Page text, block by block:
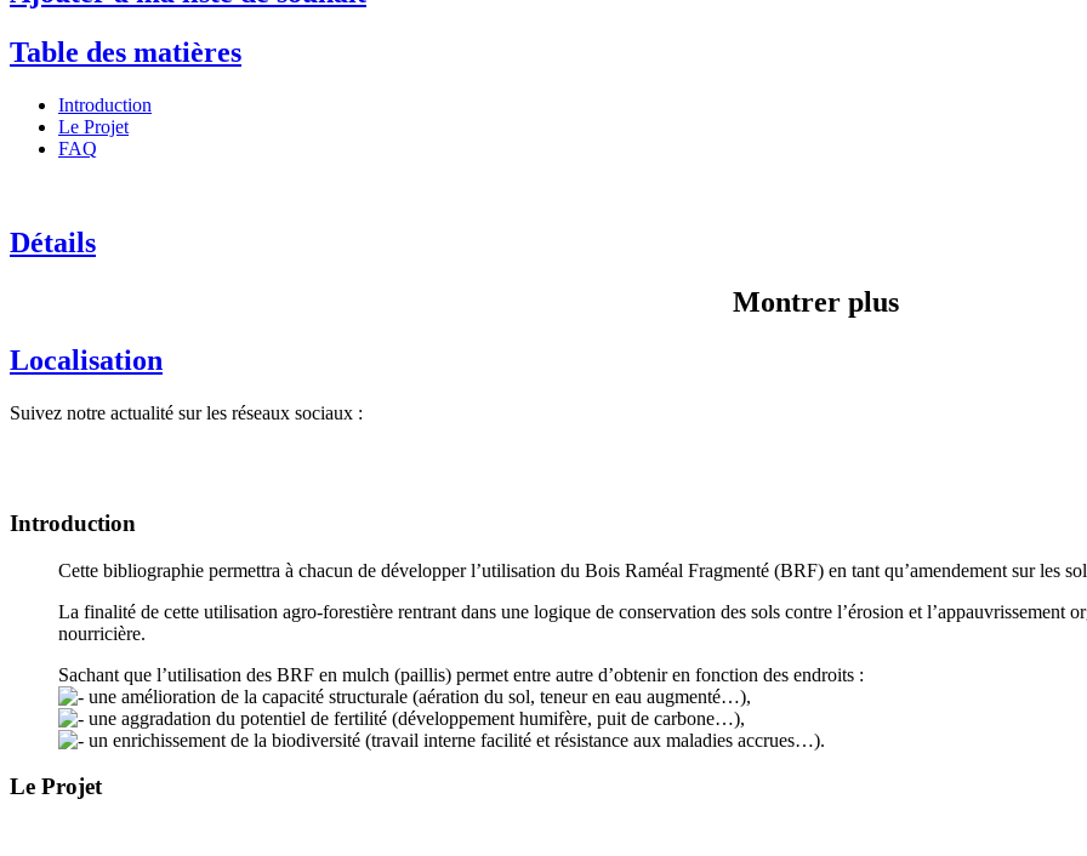
Table des matières
Introduction
Le Projet
FAQ
Détails
Montrer plus
Localisation
Suivez notre actualité sur les réseaux sociaux :
Introduction
Cette bibliographie permettra à chacun de développer l’utilisation du Bois Raméal Fragmenté (BRF) en tant qu’amendement sur les
La finalité de cette utilisation agro-forestière rentrant dans une logique de conservation des sols contre l’érosion et l’appauvrissement
nourricière.
Sachant que l’utilisation des BRF en mulch (paillis) permet entre autre d’obtenir en fonction des endroits :
une amélioration de la capacité structurale (aération du sol, teneur en eau augmenté…),
une aggradation du potentiel de fertilité (développement humifère, puit de carbone…),
un enrichissement de la biodiversité (travail interne facilité et résistance aux maladies accrues…).
Le Projet